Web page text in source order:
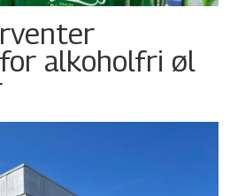
alkoholfri øl